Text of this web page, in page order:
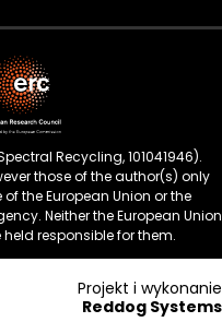
Recycling, 101041946).
those of the author(s) only
the European Union or the
Neither the European Union
responsible for them.
Projekt i wykonanie
Reddog Systems